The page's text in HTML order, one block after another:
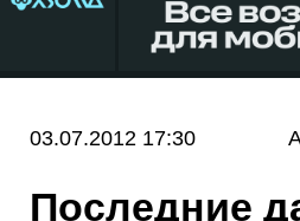
03.07.2012 17:30
Последние